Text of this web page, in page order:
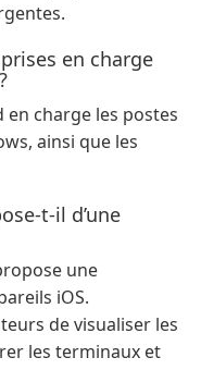
en charge
en charge les postes
ainsi que les
t-il d’une
une
iOS.
de visualiser les
les terminaux et